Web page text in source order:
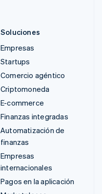
Soluciones
Empresas
Startups
Comercio agéntico
Criptomoneda
E-commerce
Finanzas integradas
Automatización de
finanzas
Empresas
internacionales
Pagos en la aplicación